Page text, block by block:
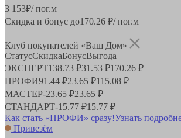
3 153₽/ пог.м
Скидка и бонус до170.26 ₽/ пог.м
Клуб покупателей «Ваш Дом»
СтатусСкидкаБонусВыгода
ЭКСПЕРТ138.73 ₽31.53 ₽170.26 ₽
ПРОФИ91.44 ₽23.65 ₽115.08 ₽
МАСТЕР-23.65 ₽23.65 ₽
СТАНДАРТ-15.77 ₽15.77 ₽
Как стать «ПРОФИ» сразу!Узнать
Привезём